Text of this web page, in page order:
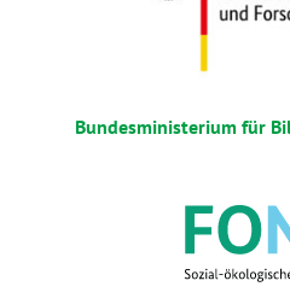
Bundesministerium für